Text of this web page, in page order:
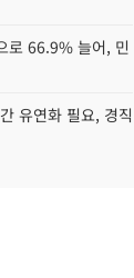
로 66.9% 늘어, 민
유연화 필요, 경직